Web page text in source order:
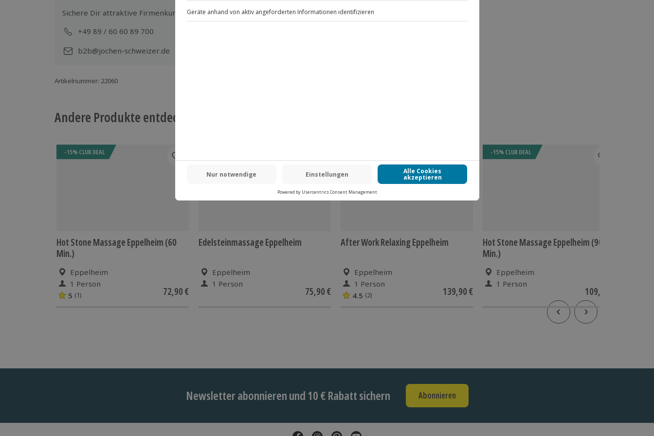
Sichere Dir attraktive Firmenkunden Vorteile.
+49 89 / 60 60 89 700
b2b@jochen-schweizer.de
Artikelnummer: 22060
Andere Produkte entdecken
-15% CLUB DEAL
Hot Stone Massage Eppelheim (60
Min.)
Eppelheim
1 Person
5 (1) 72,90 €
Edelsteinmassage Eppelheim
Eppelheim
1 Person
75,90 €
After Work Relaxing Eppelheim
Eppelheim
1 Person
4.5 (2) 139,90 €
-15% CLUB DEAL
Hot Stone Massage Eppelheim (90
Min.)
Eppelheim
1 Person
109,90 €
Newsletter abonnieren und 10 € Rabatt sichern Abonnieren